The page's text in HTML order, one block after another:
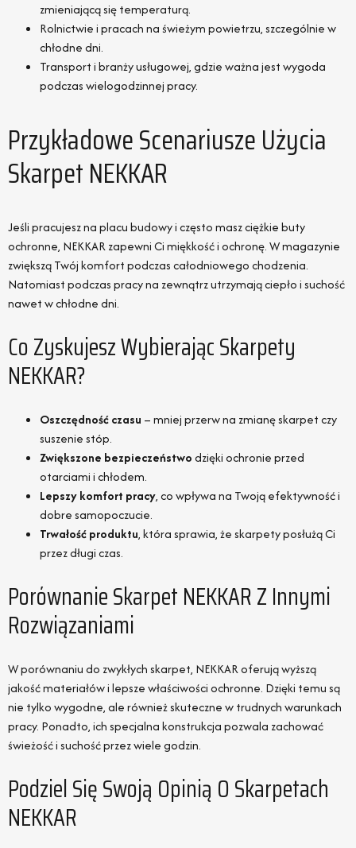
zmieniającą się temperaturą.
Rolnictwie i pracach na świeżym powietrzu, szczególnie w
chłodne dni.
Transport i branży usługowej, gdzie ważna jest wygoda
podczas wielogodzinnej pracy.
Przykładowe Scenariusze Użycia
Skarpet NEKKAR
Jeśli pracujesz na placu budowy i często masz ciężkie buty
ochronne, NEKKAR zapewni Ci miękkość i ochronę. W magazynie
zwiększą Twój komfort podczas całodniowego chodzenia.
Natomiast podczas pracy na zewnątrz utrzymają ciepło i suchość
nawet w chłodne dni.
Co Zyskujesz Wybierając Skarpety
NEKKAR?
Oszczędność czasu – mniej przerw na zmianę skarpet czy
suszenie stóp.
Zwiększone bezpieczeństwodzięki ochronie przed
otarciami i chłodem.
Lepszy komfort pracy, co wpływa na Twoją efektywność i
dobre samopoczucie.
Trwałość produktu, która sprawia, że skarpety posłużą Ci
przez długi czas.
Porównanie Skarpet NEKKAR Z Innymi
Rozwiązaniami
W porównaniu do zwykłych skarpet, NEKKAR oferują wyższą
jakość materiałów i lepsze właściwości ochronne. Dzięki temu są
nie tylko wygodne, ale również skuteczne w trudnych warunkach
pracy. Ponadto, ich specjalna konstrukcja pozwala zachować
świeżość i suchość przez wiele godzin.
Podziel Się Swoją Opinią O Skarpetach
NEKKAR